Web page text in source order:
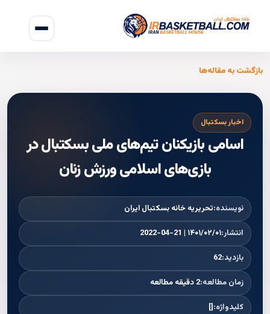
بازگشت به مقاله‌ها
اخبار بسکتبال
اسامی بازیکنان تیم‌های ملی بسکتبال در
بازی‌های اسلامی ورزش زنان
نویسنده:تحریریه خانه بسکتبال ایران
انتشار:۱۴۰۱/۰۲/۰۱ | 2022-04-21
بازدید:62
زمان مطالعه:2 دقیقه مطالعه
کلیدواژه:[]